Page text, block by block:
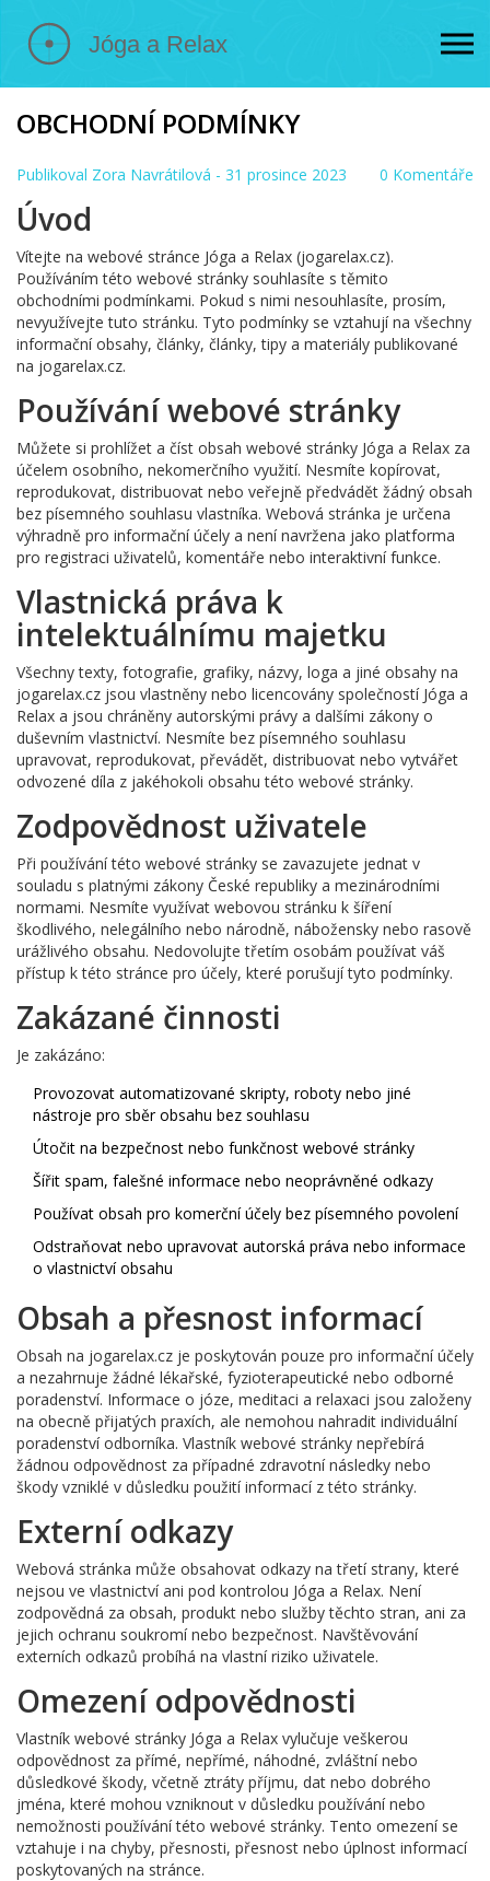
OBCHODNÍ PODMÍNKY
Publikoval Zora Navrátilová - 31 prosince 2023 0 Komentáře
Úvod
Vítejte na webové stránce Jóga a Relax (jogarelax.cz).
Používáním této webové stránky souhlasíte s těmito
obchodními podmínkami. Pokud s nimi nesouhlasíte, prosím,
nevyužívejte tuto stránku. Tyto podmínky se vztahují na všechny
informační obsahy, články, články, tipy a materiály publikované
na jogarelax.cz.
Používání webové stránky
Můžete si prohlížet a číst obsah webové stránky Jóga a Relax za
účelem osobního, nekomerčního využití. Nesmíte kopírovat,
reprodukovat, distribuovat nebo veřejně předvádět žádný obsah
bez písemného souhlasu vlastníka. Webová stránka je určena
výhradně pro informační účely a není navržena jako platforma
pro registraci uživatelů, komentáře nebo interaktivní funkce.
Vlastnická práva k
intelektuálnímu majetku
Všechny texty, fotografie, grafiky, názvy, loga a jiné obsahy na
jogarelax.cz jsou vlastněny nebo licencovány společností Jóga a
Relax a jsou chráněny autorskými právy a dalšími zákony o
duševním vlastnictví. Nesmíte bez písemného souhlasu
upravovat, reprodukovat, převádět, distribuovat nebo vytvářet
odvozené díla z jakéhokoli obsahu této webové stránky.
Zodpovědnost uživatele
Při používání této webové stránky se zavazujete jednat v
souladu s platnými zákony České republiky a mezinárodními
normami. Nesmíte využívat webovou stránku k šíření
škodlivého, nelegálního nebo národně, nábožensky nebo rasově
urážlivého obsahu. Nedovolujte třetím osobám používat váš
přístup k této stránce pro účely, které porušují tyto podmínky.
Zakázané činnosti
Je zakázáno:
Provozovat automatizované skripty, roboty nebo jiné
nástroje pro sběr obsahu bez souhlasu
Útočit na bezpečnost nebo funkčnost webové stránky
Šířit spam, falešné informace nebo neoprávněné odkazy
Používat obsah pro komerční účely bez písemného povolení
Odstraňovat nebo upravovat autorská práva nebo informace
o vlastnictví obsahu
Obsah a přesnost informací
Obsah na jogarelax.cz je poskytován pouze pro informační účely
a nezahrnuje žádné lékařské, fyzioterapeutické nebo odborné
poradenství. Informace o józe, meditaci a relaxaci jsou založeny
na obecně přijatých praxích, ale nemohou nahradit individuální
poradenství odborníka. Vlastník webové stránky nepřebírá
žádnou odpovědnost za případné zdravotní následky nebo
škody vzniklé v důsledku použití informací z této stránky.
Externí odkazy
Webová stránka může obsahovat odkazy na třetí strany, které
nejsou ve vlastnictví ani pod kontrolou Jóga a Relax. Není
zodpovědná za obsah, produkt nebo služby těchto stran, ani za
jejich ochranu soukromí nebo bezpečnost. Navštěvování
externích odkazů probíhá na vlastní riziko uživatele.
Omezení odpovědnosti
Vlastník webové stránky Jóga a Relax vylučuje veškerou
odpovědnost za přímé, nepřímé, náhodné, zvláštní nebo
důsledkové škody, včetně ztráty příjmu, dat nebo dobrého
jména, které mohou vzniknout v důsledku používání nebo
nemožnosti používání této webové stránky. Tento omezení se
vztahuje i na chyby, přesnosti, přesnost nebo úplnost informací
poskytovaných na stránce.